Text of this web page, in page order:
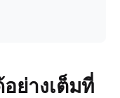
ย่างเต็มที่